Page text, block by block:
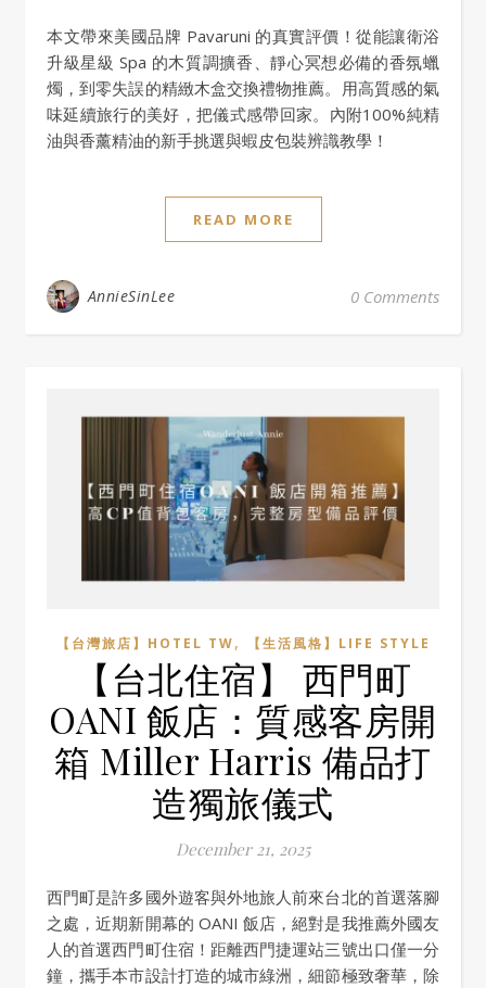
本文帶來美國品牌 Pavaruni 的真實評價！從能讓衛浴
升級星級 Spa 的木質調擴香、靜心冥想必備的香氛蠟
燭，到零失誤的精緻木盒交換禮物推薦。用高質感的氣
味延續旅行的美好，把儀式感帶回家。內附100%純精
油與香薰精油的新手挑選與蝦皮包裝辨識教學！
READ MORE
AnnieSinLee 0 Comments
【台灣旅店】HOTEL TW, 【生活風格】LIFE STYLE
【台北住宿】 西門町
OANI 飯店：質感客房開
箱 Miller Harris 備品打
造獨旅儀式
December 21, 2025
西門町是許多國外遊客與外地旅人前來台北的首選落腳
之處，近期新開幕的 OANI 飯店，絕對是我推薦外國友
人的首選西門町住宿！距離西門捷運站三號出口僅一分
鐘，攜手本市設計打造的城市綠洲，細節極致奢華，除